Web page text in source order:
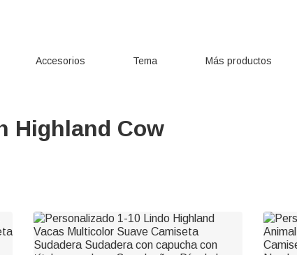
Accesorios Tema Más productos
Highland Cow